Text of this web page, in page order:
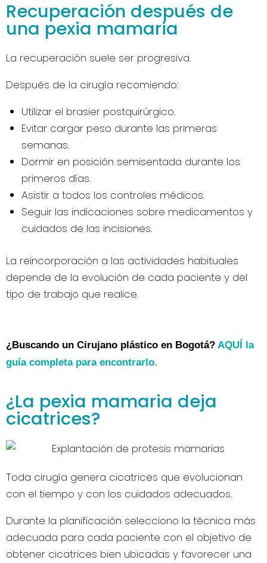
Recuperación después de
una pexia mamaria
La recuperación suele ser progresiva.
Después de la cirugía recomiendo:
Utilizar el brasier postquirúrgico.
Evitar cargar peso durante las primeras
semanas.
Dormir en posición semisentada durante los
primeros días.
Asistir a todos los controles médicos.
Seguir las indicaciones sobre medicamentos y
cuidados de las incisiones.
La reincorporación a las actividades habituales
depende de la evolución de cada paciente y del
tipo de trabajo que realice.
¿Buscando un Cirujano plástico en Bogotá? AQUÍ la
guía completa para encontrarlo.
¿La pexia mamaria deja
cicatrices?
Toda cirugía genera cicatrices que evolucionan
con el tiempo y con los cuidados adecuados.
Durante la planificación selecciono la técnica más
adecuada para cada paciente con el objetivo de
obtener cicatrices bien ubicadas y favorecer una